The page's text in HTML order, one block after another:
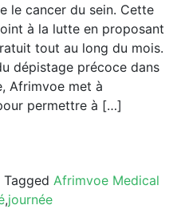
le cancer du sein. Cette
à la lutte en proposant
tout au long du mois.
dépistage précoce dans
Afrimvoe met à
permettre à […]
Tagged Afrimvoe Medical
,journée